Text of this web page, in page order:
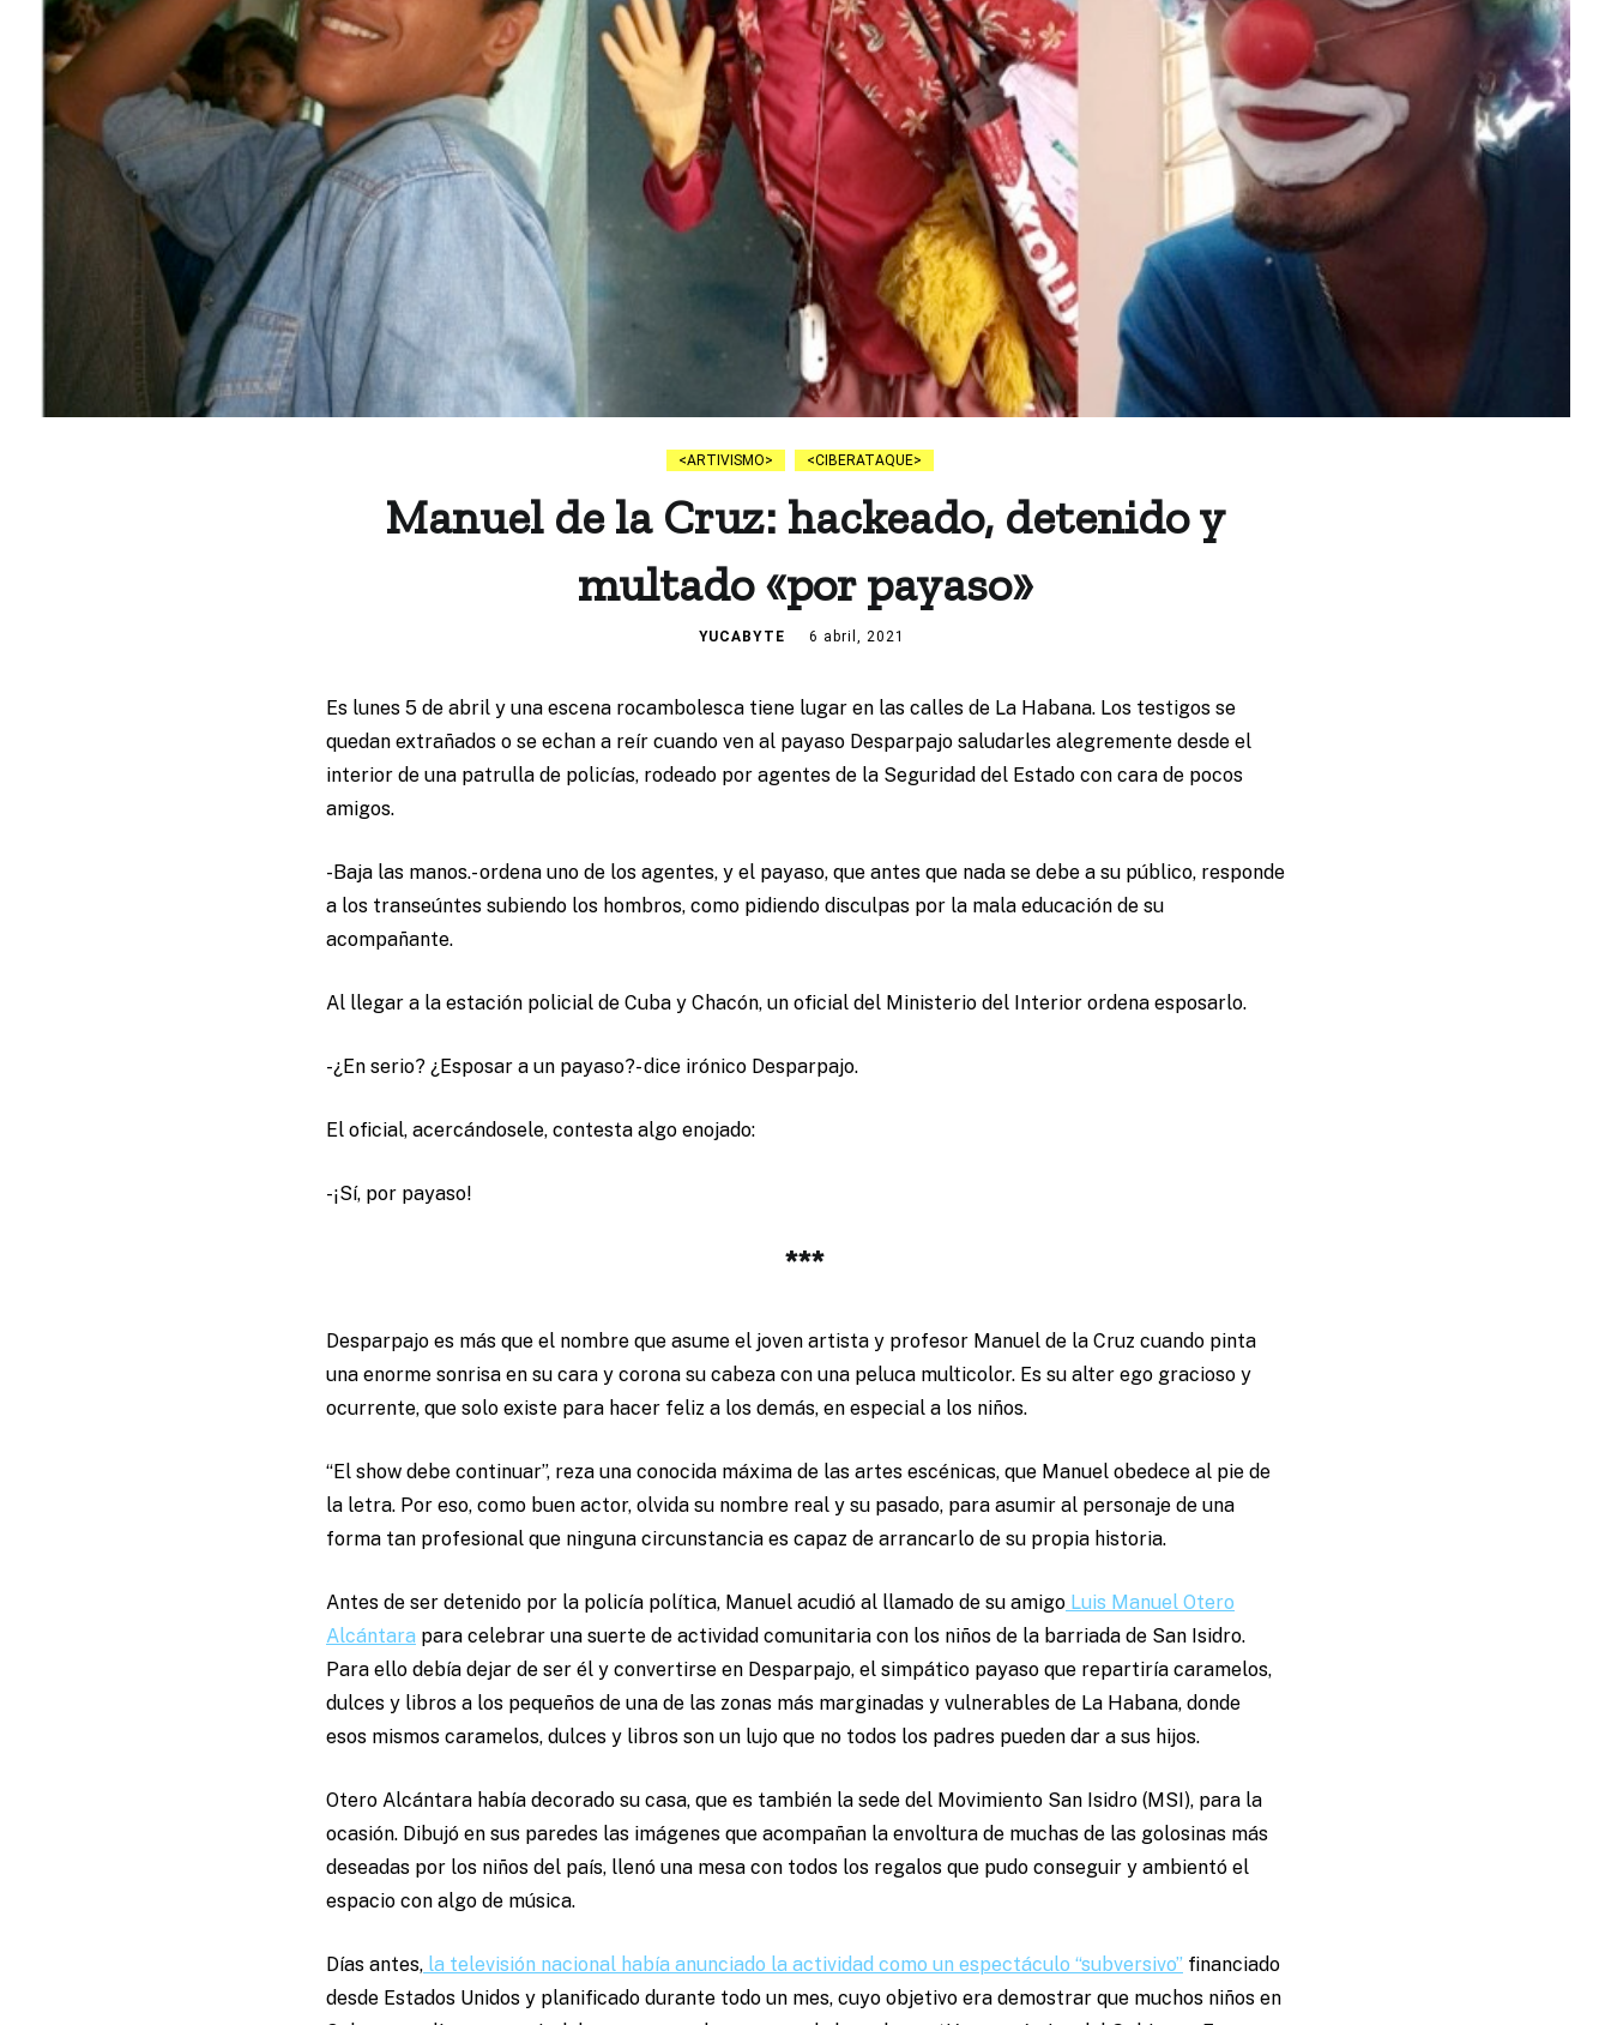
ARTIVISMO CIBERATAQUE
Manuel de la Cruz: hackeado, detenido y
multado «por payaso»
YUCABYTE 6 abril, 2021
Es lunes 5 de abril y una escena rocambolesca tiene lugar en las calles de La Habana. Los testigos se
quedan extrañados o se echan a reír cuando ven al payaso Desparpajo saludarles alegremente desde el
interior de una patrulla de policías, rodeado por agentes de la Seguridad del Estado con cara de pocos
amigos.
-Baja las manos.- ordena uno de los agentes, y el payaso, que antes que nada se debe a su público, responde
a los transeúntes subiendo los hombros, como pidiendo disculpas por la mala educación de su
acompañante.
Al llegar a la estación policial de Cuba y Chacón, un oficial del Ministerio del Interior ordena esposarlo.
-¿En serio? ¿Esposar a un payaso?- dice irónico Desparpajo.
El oficial, acercándosele, contesta algo enojado:
-¡Sí, por payaso!
***
Desparpajo es más que el nombre que asume el joven artista y profesor Manuel de la Cruz cuando pinta
una enorme sonrisa en su cara y corona su cabeza con una peluca multicolor. Es su alter ego gracioso y
ocurrente, que solo existe para hacer feliz a los demás, en especial a los niños.
“El show debe continuar”, reza una conocida máxima de las artes escénicas, que Manuel obedece al pie de
la letra. Por eso, como buen actor, olvida su nombre real y su pasado, para asumir al personaje de una
forma tan profesional que ninguna circunstancia es capaz de arrancarlo de su propia historia.
Antes de ser detenido por la policía política, Manuel acudió al llamado de su amigo Luis Manuel Otero
Alcántara para celebrar una suerte de actividad comunitaria con los niños de la barriada de San Isidro.
Para ello debía dejar de ser él y convertirse en Desparpajo, el simpático payaso que repartiría caramelos,
dulces y libros a los pequeños de una de las zonas más marginadas y vulnerables de La Habana, donde
esos mismos caramelos, dulces y libros son un lujo que no todos los padres pueden dar a sus hijos.
Otero Alcántara había decorado su casa, que es también la sede del Movimiento San Isidro (MSI), para la
ocasión. Dibujó en sus paredes las imágenes que acompañan la envoltura de muchas de las golosinas más
deseadas por los niños del país, llenó una mesa con todos los regalos que pudo conseguir y ambientó el
espacio con algo de música.
Días antes, la televisión nacional había anunciado la actividad como un espectáculo “subversivo” financiado
desde Estados Unidos y planificado durante todo un mes, cuyo objetivo era demostrar que muchos niños en